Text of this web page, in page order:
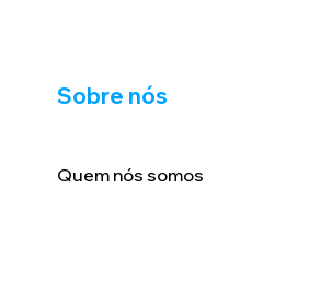
Sobre nós
Quem nós somos